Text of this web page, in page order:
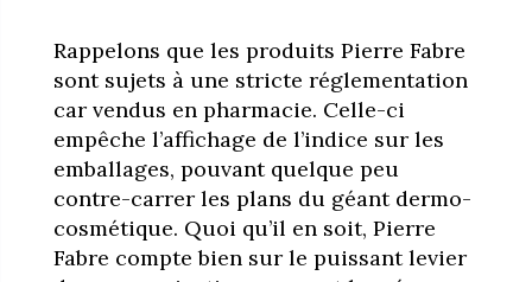
Rappelons que les produits Pierre Fabre
sont sujets à une stricte réglementation
car vendus en pharmacie. Celle-ci
empêche l’affichage de l’indice sur les
emballages, pouvant quelque peu
contre-carrer les plans du géant dermo-
cosmétique. Quoi qu’il en soit, Pierre
Fabre compte bien sur le puissant levier